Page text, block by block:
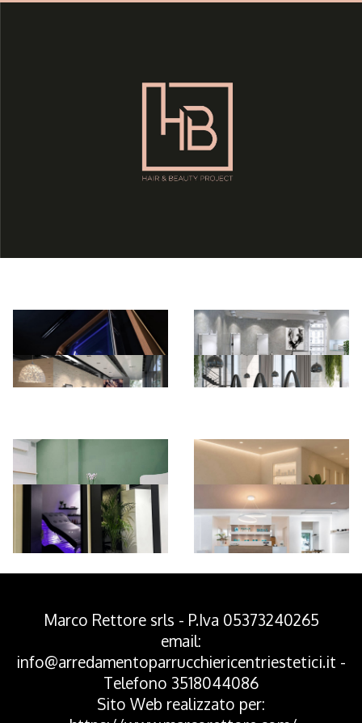
Marco Rettore srls - P.Iva 05373240265
email:
info@arredamentoparrucchiericentriestetici.it -
Telefono 3518044086
Sito Web realizzato per: